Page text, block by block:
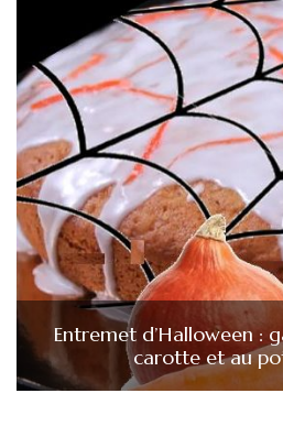
Entremet d’Halloween :
carotte et au